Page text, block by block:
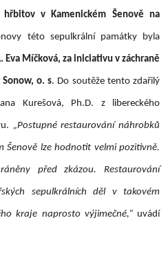
hřbitov v Kamenickém Šenově na
této sepulkrální památky byla
Eva Míčková, za iniciativu v záchraně
o. s. Do soutěže tento zdařilý
Kurešová, Ph.D. z libereckého
„Postupné restaurování náhrobků
Šenově lze hodnotit velmi pozitivně.
před zkázou. Restaurování
sepulkrálních děl v takovém
kraje naprosto výjimečné,“uvádí